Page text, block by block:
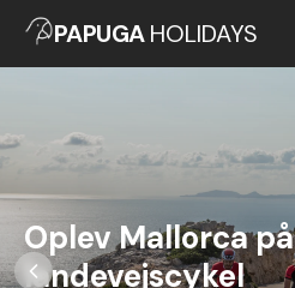
PAPUGAHOLIDAYS
Oplev Mallorca på
landevejscykel